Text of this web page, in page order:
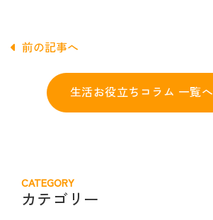
前の記事へ
生活お役立ちコラム 一覧へ
CATEGORY
カテゴリー